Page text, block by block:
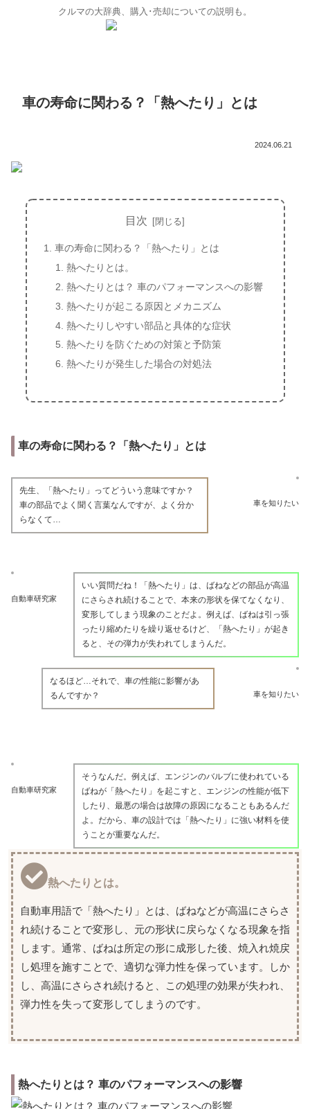
クルマの大辞典、購入･売却についての説明も。
車の寿命に関わる？「熱へたり」とは
2024.06.21
目次
車の寿命に関わる？「熱へたり」とは
熱へたりとは。
熱へたりとは？ 車のパフォーマンスへの影響
熱へたりが起こる原因とメカニズム
熱へたりしやすい部品と具体的な症状
熱へたりを防ぐための対策と予防策
熱へたりが発生した場合の対処法
車の寿命に関わる？「熱へたり」とは
車を知りたい
先生、「熱へたり」ってどういう意味ですか？
車の部品でよく聞く言葉なんですが、よく分か
らなくて…
自動車研究家
いい質問だね！「熱へたり」は、ばねなどの部品が高温
にさらされ続けることで、本来の形状を保てなくなり、
変形してしまう現象のことだよ。例えば、ばねは引っ張
ったり縮めたりを繰り返せるけど、「熱へたり」が起き
ると、その弾力が失われてしまうんだ。
車を知りたい
なるほど…それで、車の性能に影響があ
るんですか？
自動車研究家
そうなんだ。例えば、エンジンのバルブに使われている
ばねが「熱へたり」を起こすと、エンジンの性能が低下
したり、最悪の場合は故障の原因になることもあるんだ
よ。だから、車の設計では「熱へたり」に強い材料を使
うことが重要なんだ。
熱へたりとは。
自動車用語で「熱へたり」とは、ばねなどが高温にさらさ
れ続けることで変形し、元の形状に戻らなくなる現象を指
します。通常、ばねは所定の形に成形した後、焼入れ焼戻
し処理を施すことで、適切な弾力性を保っています。しか
し、高温にさらされ続けると、この処理の効果が失われ、
弾力性を失って変形してしまうのです。
熱へたりとは？ 車のパフォーマンスへの影響